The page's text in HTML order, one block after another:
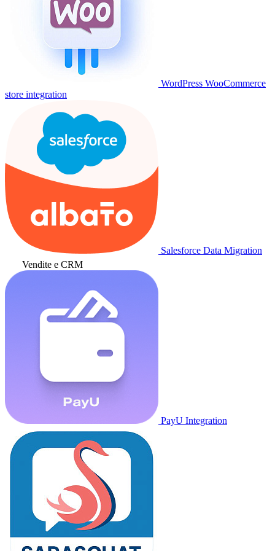
WordPress WooCommerce
store integration
Salesforce Data Migration
Vendite e CRM
PayU Integration